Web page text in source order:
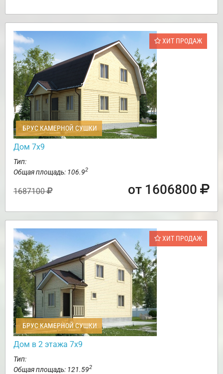
ХИТ ПРОДАЖ
БРУС КАМЕРНОЙ СУШКИ
Дом 7х9
Тип:
Общая площадь: 106.92
1687100 от 1606800
ХИТ ПРОДАЖ
БРУС КАМЕРНОЙ СУШКИ
Дом в 2 этажа 7х9
Тип:
Общая площадь: 121.592